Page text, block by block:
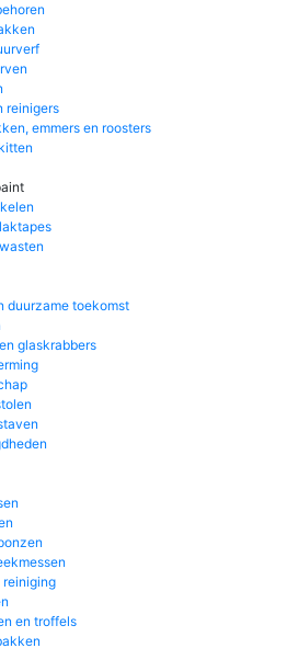
reinigers
emmers en roosters
duurzame toekomst
glaskrabbers
reiniging
en troffels